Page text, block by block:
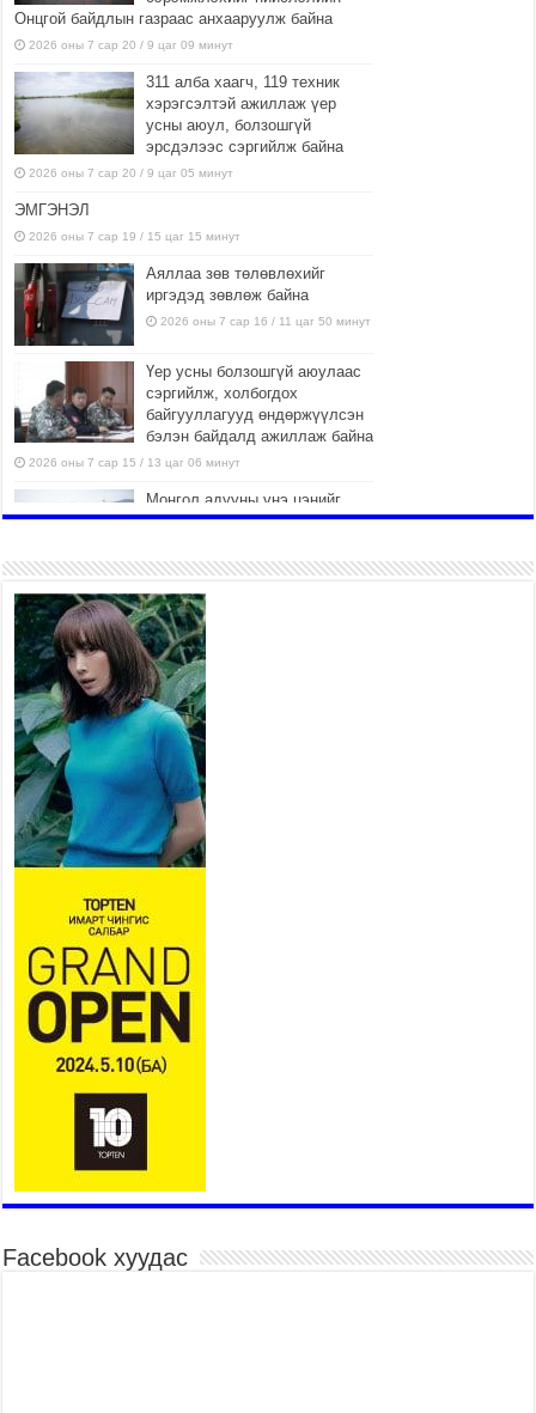
Онцгой байдлын газраас анхааруулж байна
2026 оны 7 сар 20 / 9 цаг 09 минут
311 алба хаагч, 119 техник
хэрэгсэлтэй ажиллаж үер
усны аюул, болзошгүй
эрсдэлээс сэргийлж байна
2026 оны 7 сар 20 / 9 цаг 05 минут
ЭМГЭНЭЛ
2026 оны 7 сар 19 / 15 цаг 15 минут
Аяллаа зөв төлөвлөхийг
иргэдэд зөвлөж байна
2026 оны 7 сар 16 / 11 цаг 50 минут
Үер усны болзошгүй аюулаас
сэргийлж, холбогдох
байгууллагууд өндөржүүлсэн
бэлэн байдалд ажиллаж байна
2026 оны 7 сар 15 / 13 цаг 06 минут
Монгол адууны үнэ цэнийг
дэлхийд сурталчлах “Дэлхийн
оролцож байна
Шагайн харвааны насанд
хүрэгчдийн багийн төрөлд 106
багийн 848 харваач өрсөлдөж,
шилдгүүд шалгарав
2026 оны 7 сар 15 / 11 цаг 45 минут
Үндэсний их баяр наадмын сур харвааны
шагналыг нийслэлийн Засаг дарга бөгөөд
Улаанбаатар хотын Захирагч Б.Пүрэвдагва
гардууллаа
2026 оны 7 сар 15 / 11 цаг 41 минут
иргэдэд тусламж, үйлчилгээ үзүүлж байна
2026 оны 7 сар 15 / 11 цаг 30 минут
Хүчит бөхийн барилдааны тавын даваа
үргэлжилж байна
2026 оны 7 сар 15 / 11 цаг 26 минут
Төв цэнгэлдэх орчмын цэвэрлэгээ, үйлчилгээнд
161 ажилтан, 27 техниктэй ажиллаж байна
2026 оны 7 сар 15 / 11 цаг 22 минут
Наадмын амралтын өдрүүдэд нийслэлийн эрүүл
мэндийн байгууллагууд дараах хуваарийн дагуу
ажиллана
2026 оны 7 сар 15 / 11 цаг 18 минут
Үндэсний их баяр наадам эхэллээ
2026 оны 7 сар 15 / 11 цаг 14 минут
Facebook хуудас